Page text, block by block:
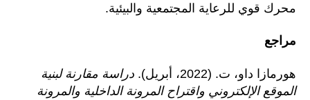
محرك قوي للرعاية المجتمعية والبيئية.
مراجع
هورمازا داو، ت. (2022، أبريل).
دراسة مقارنة لبنية
الموقع الإلكتروني واقتراح المرونة الداخلية والمرونة